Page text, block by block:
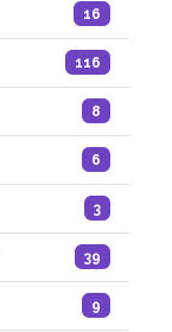
16
116
8
6
3
39
9